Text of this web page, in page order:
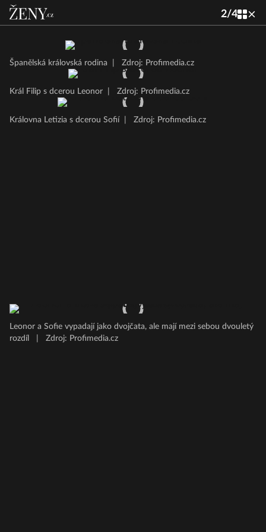
2/4
Španělská královská rodina Zdroj: Profimedia.cz
Král Filip s dcerou Leonor Zdroj: Profimedia.cz
Královna Letizia s dcerou Sofií Zdroj: Profimedia.cz
Leonor a Sofie vypadají jako dvojčata, ale mají mezi sebou dvouletý
rozdíl
Zdroj: Profimedia.cz